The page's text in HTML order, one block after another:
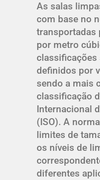
As salas
com base no
transportadas
por metro
classificações
definidos por
sendo a mais
classificação
Internacional
(ISO). A
limites de
os níveis de
diferentes